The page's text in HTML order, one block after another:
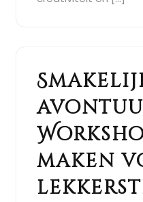
maken